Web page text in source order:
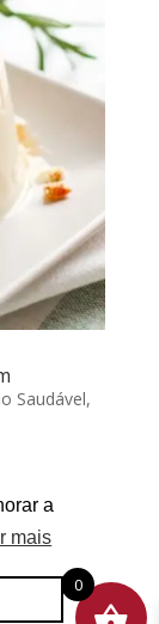
a
mais
Saudável,
de
e
só é
0